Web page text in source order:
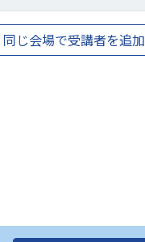
同じ会場で受講者を追加